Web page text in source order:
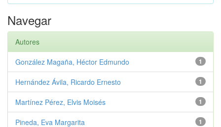
Navegar
Autores
1
González Magaña, Héctor Edmundo
1
Hernández Ávila, Ricardo Ernesto
1
Martínez Pérez, Elvis Moisés
1
Pineda, Eva Margarita